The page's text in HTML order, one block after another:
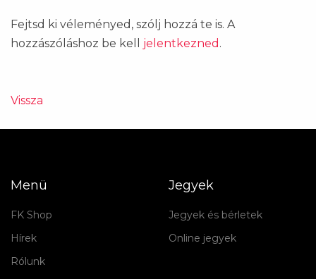
Fejtsd ki véleményed, szólj hozzá te is. A
hozzászóláshoz be kell jelentkezned .
Vissza
Menü
FK Shop
Hírek
Rólunk
Jegyek
Jegyek és bérletek
Online jegyek